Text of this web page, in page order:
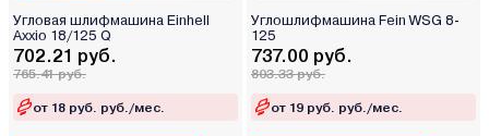
Угловая шлифмашина Einhell
Axxio 18/125 Q
702.21 руб.
765.41 руб.
от 18 руб. руб./мес.
Углошлифмашина Fein WSG 8-
125
737.00 руб.
803.33 руб.
от 19 руб. руб./мес.